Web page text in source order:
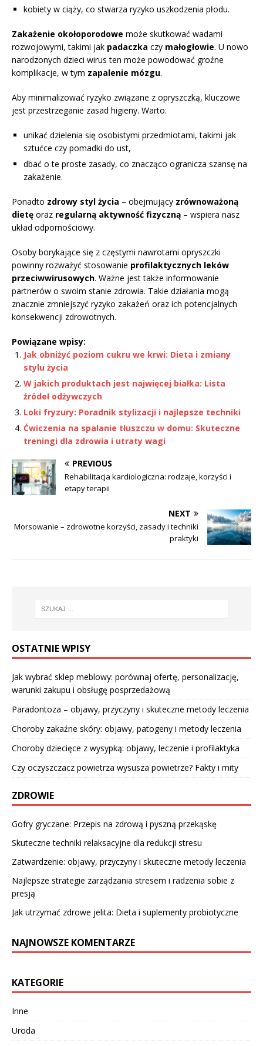
kobiety w ciąży, co stwarza ryzyko uszkodzenia płodu.
Zakażenie okołoporodowe może skutkować wadami
rozwojowymi, takimi jak padaczka czy małogłowie. U nowo
narodzonych dzieci wirus ten może powodować groźne
komplikacje, w tym zapalenie mózgu.
Aby minimalizować ryzyko związane z opryszczką, kluczowe
jest przestrzeganie zasad higieny. Warto:
unikać dzielenia się osobistymi przedmiotami, takimi jak
sztućce czy pomadki do ust,
dbać o te proste zasady, co znacząco ogranicza szansę na
zakażenie.
Ponadto zdrowy styl życia – obejmujący zrównoważoną
dietę oraz regularną aktywność fizyczną – wspiera nasz
układ odpornościowy.
Osoby borykające się z częstymi nawrotami opryszczki
powinny rozważyć stosowanie profilaktycznych leków
przeciwwirusowych. Ważne jest także informowanie
partnerów o swoim stanie zdrowia. Takie działania mogą
znacznie zmniejszyć ryzyko zakażeń oraz ich potencjalnych
konsekwencji zdrowotnych.
Powiązane wpisy:
Jak obniżyć poziom cukru we krwi: Dieta i zmiany
stylu życia
W jakich produktach jest najwięcej białka: Lista
źródeł odżywczych
Loki fryzury: Poradnik stylizacji i najlepsze techniki
Ćwiczenia na spalanie tłuszczu w domu: Skuteczne
treningi dla zdrowia i utraty wagi
PREVIOUS
Rehabilitacja kardiologiczna: rodzaje, korzyści i
etapy terapii
NEXT
Morsowanie – zdrowotne korzyści, zasady i techniki
praktyki
OSTATNIE WPISY
Jak wybrać sklep meblowy: porównaj ofertę, personalizację,
warunki zakupu i obsługę posprzedażową
Paradontoza – objawy, przyczyny i skuteczne metody leczenia
Choroby zakaźne skóry: objawy, patogeny i metody leczenia
Choroby dziecięce z wysypką: objawy, leczenie i profilaktyka
Czy oczyszczacz powietrza wysusza powietrze? Fakty i mity
ZDROWIE
Gofry gryczane: Przepis na zdrową i pyszną przekąskę
Skuteczne techniki relaksacyjne dla redukcji stresu
Zatwardzenie: objawy, przyczyny i skuteczne metody leczenia
Najlepsze strategie zarządzania stresem i radzenia sobie z
presją
Jak utrzymać zdrowe jelita: Dieta i suplementy probiotyczne
NAJNOWSZE KOMENTARZE
KATEGORIE
Inne
Uroda